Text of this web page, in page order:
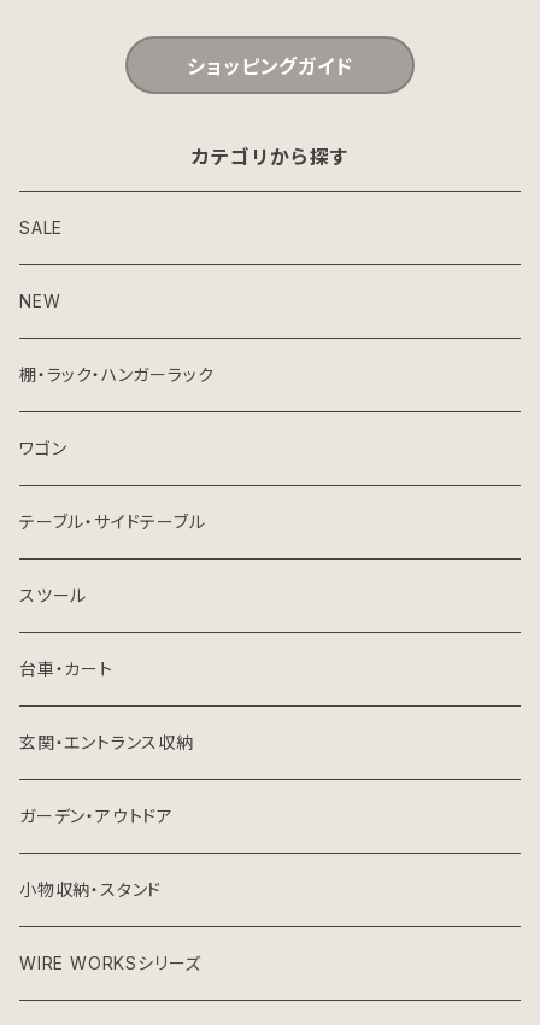
ショッピングガイド
カテゴリから探す
SALE
NEW
棚・ラック・ハンガーラック
ワゴン
テーブル・サイドテーブル
スツール
台車・カート
玄関・エントランス収納
ガーデン・アウトドア
小物収納・スタンド
WIRE WORKSシリーズ